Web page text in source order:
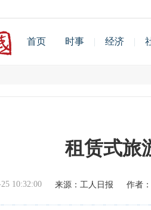
首页 时事 | 经济 |
租赁式旅
10:32:00 来源：工人日报 作者